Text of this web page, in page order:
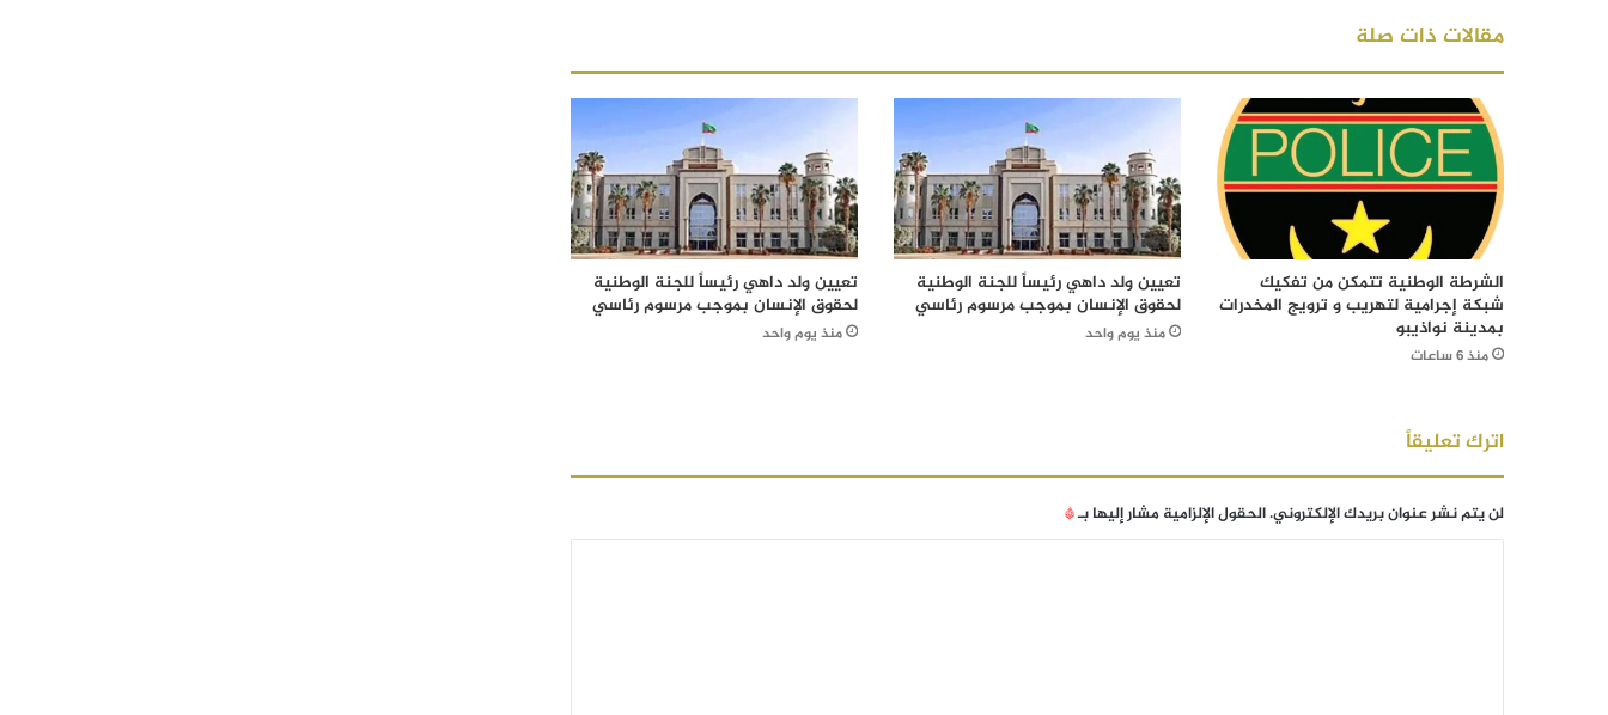
مقالات ذات صلة
الشرطة الوطنية تتمكن من تفكيك
شبكة إجرامية لتهريب و ترويج المخدرات
بمدينة نواذيبو
منذ 6 ساعات
تعيين ولد داهي رئيساً للجنة الوطنية
لحقوق الإنسان بموجب مرسوم رئاسي
منذ يوم واحد
تعيين ولد داهي رئيساً للجنة الوطنية
لحقوق الإنسان بموجب مرسوم رئاسي
منذ يوم واحد
اترك تعليقاً
لن يتم نشر عنوان بريدك الإلكتروني.الحقول الإلزامية مشار إليها بـ*